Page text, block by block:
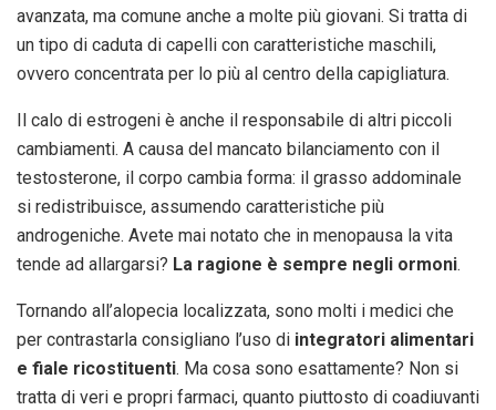
avanzata, ma comune anche a molte più giovani. Si tratta di
un tipo di caduta di capelli con caratteristiche maschili,
ovvero concentrata per lo più al centro della capigliatura.
Il calo di estrogeni è anche il responsabile di altri piccoli
cambiamenti. A causa del mancato bilanciamento con il
testosterone, il corpo cambia forma: il grasso addominale
si redistribuisce, assumendo caratteristiche più
androgeniche. Avete mai notato che in menopausa la vita
tende ad allargarsi? La ragione è sempre negli ormoni.
Tornando all’alopecia localizzata, sono molti i medici che
per contrastarla consigliano l’uso di integratori alimentari
e fiale ricostituenti. Ma cosa sono esattamente? Non si
tratta di veri e propri farmaci, quanto piuttosto di coadiuvanti